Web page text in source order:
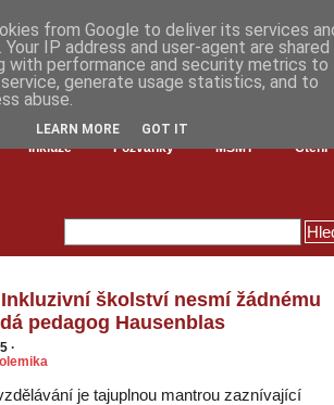
Inkluze Pozvánky MŠMT Čtení
školství nesmí žádnému
pedagog Hausenblas
·
je tajuplnou mantrou zaznívající
from Google to deliver its services
IP address and user-agent are shared
with performance and security metrics to
generate usage statistics, and to
abuse.
LEARN MORE GOT IT